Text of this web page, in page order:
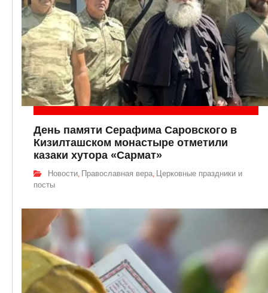
День памяти Серафима Саровского в
Кизилташском монастыре отметили
казаки хутора «Сармат»
Новости, Православная вера, Церковные праздники и
посты